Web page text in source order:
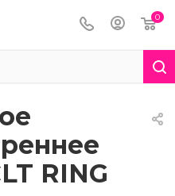
0
RING